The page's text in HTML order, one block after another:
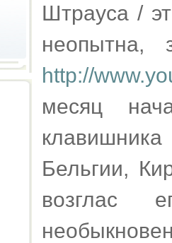
Штрауса /
неопытна,
http://
месяц
Бельгии,
возглас